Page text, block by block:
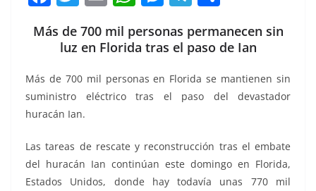
c
e
b
o
k
itt
er
ai
l
at
s
A
p
ss
e
n
g
e
gr
a
m
m
p
ar
tir
Más de 700 mil personas permanecen sin
luz en Florida tras el paso de Ian
Más de 700 mil personas en Florida se mantienen sin
suministro eléctrico tras el paso del devastador
huracán Ian.
Las tareas de rescate y reconstrucción tras el embate
del huracán Ian continúan este domingo en Florida,
Estados Unidos, donde hay todavía unas 770 mil